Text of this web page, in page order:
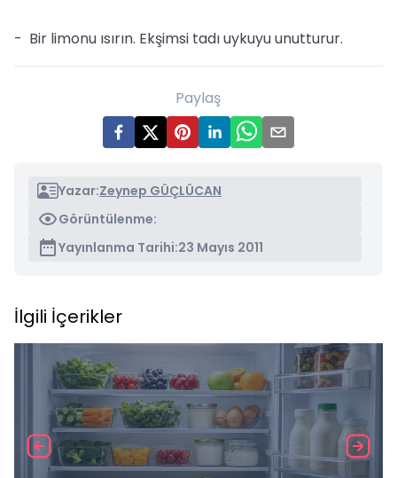
- Bir limonu ısırın. Ekşimsi tadı uykuyu unutturur.
Paylaş
Yazar:Zeynep GÜÇLÜCAN
Görüntülenme:
Yayınlanma Tarihi:23 Mayıs 2011
İlgili İçerikler